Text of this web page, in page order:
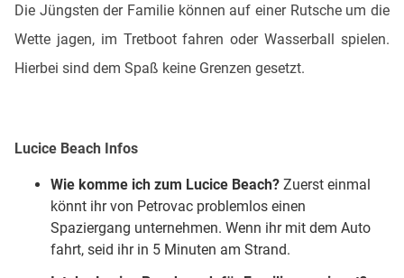
Die Jüngsten der Familie können auf einer Rutsche um die
Wette jagen, im Tretboot fahren oder Wasserball spielen.
Hierbei sind dem Spaß keine Grenzen gesetzt.
Lucice Beach Infos
Wie komme ich zum Lucice Beach? Zuerst einmal
könnt ihr von Petrovac problemlos einen
Spaziergang unternehmen. Wenn ihr mit dem Auto
fahrt, seid ihr in 5 Minuten am Strand.